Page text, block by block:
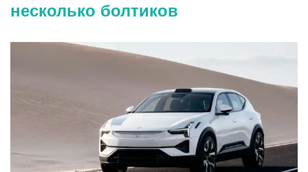
несколько болтиков